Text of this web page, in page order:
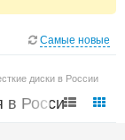
Самые новые
диски в России
в России